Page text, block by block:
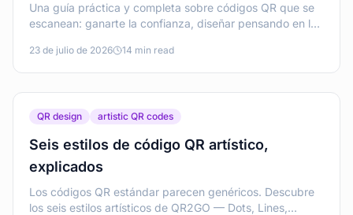
Una guía práctica y completa sobre códigos QR que se
escanean: ganarte la confianza, diseñar pensando en la
probar antes de publicar y mantener los códigos en
buen estado.
23 de julio de 2026 14 min read
QR design artistic QR codes
Seis estilos de código QR artístico,
explicados
Los códigos QR estándar parecen genéricos. Descubre
los seis estilos artísticos de QR2GO — Dots, Lines,